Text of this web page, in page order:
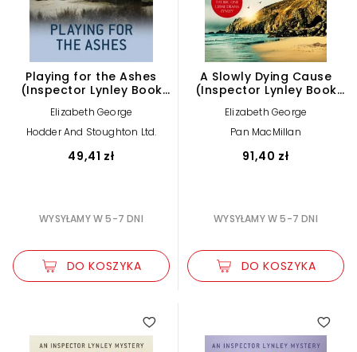
Playing for the Ashes
(Inspector Lynley Book
Elizabeth George
Hodder And Stoughton Ltd.
49,41 zł
WYSYŁAMY W 5-7 DNI
DO KOSZYKA
A Slowly Dying Cause
(Inspector Lynley Book
Elizabeth George
Pan MacMillan
91,40 zł
WYSYŁAMY W 5-7 DNI
DO KOSZYKA